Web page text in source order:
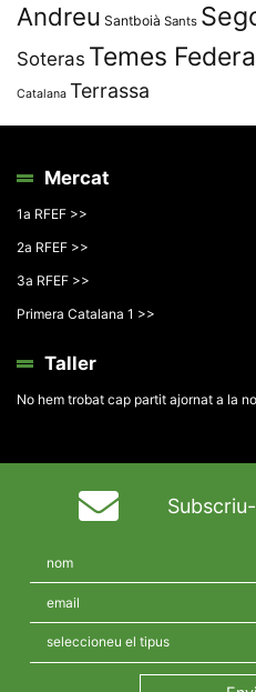
Andreu Santboià Sants
Soteras Temes
Catalana Terrassa
Mercat
1a RFEF >>
2a RFEF >>
3a RFEF >>
Primera Catalana 1 >>
Taller
No hem trobat cap partit ajornat a la